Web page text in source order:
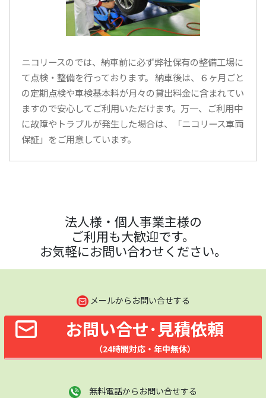
ニコリースのでは、納車前に必ず弊社保有の整備工場に
て点検・整備を行っております。 納車後は、６ヶ月ごと
の定期点検や車検基本料が月々の貸出料金に含まれてい
ますので安心してご利用いただけます。万一、ご利用中
に故障やトラブルが発生した場合は、「ニコリース車両
保証」をご用意しています。
法人様・個人事業主様の
ご利用も大歓迎です。
お気軽にお問い合わせください。
メールからお問い合せする
お問い合せ･見積依頼
（24時間対応・年中無休）
無料電話からお問い合せする